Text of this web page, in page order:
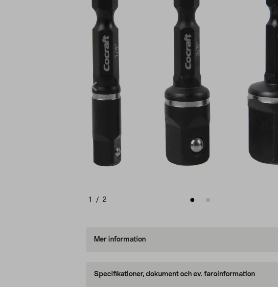
1 / 2
Mer information
Specifikationer, dokument och ev. faroinformation